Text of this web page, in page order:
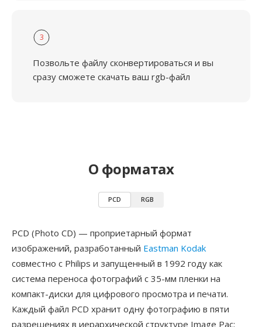
3
Позвольте файлу сконвертироваться и вы
сразу сможете скачать ваш rgb-файл
О форматах
PCD RGB
PCD (Photo CD) — проприетарный формат
изображений, разработанный Eastman Kodak
совместно с Philips и запущенный в 1992 году как
система переноса фотографий с 35-мм пленки на
компакт-диски для цифрового просмотра и печати.
Каждый файл PCD хранит одну фотографию в пяти
разрешениях в иерархической структуре Image Pac: